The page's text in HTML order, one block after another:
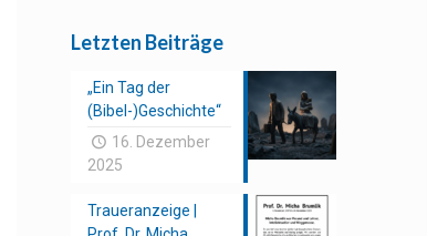
Letzten Beiträge
„Ein Tag der
(Bibel-)Geschichte“
16. Dezember
2025
Traueranzeige |